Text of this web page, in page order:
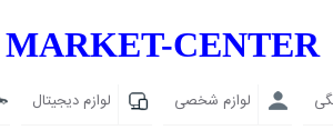
MARKET-CENTER
لوازم شخصی لوازم دیجیتال